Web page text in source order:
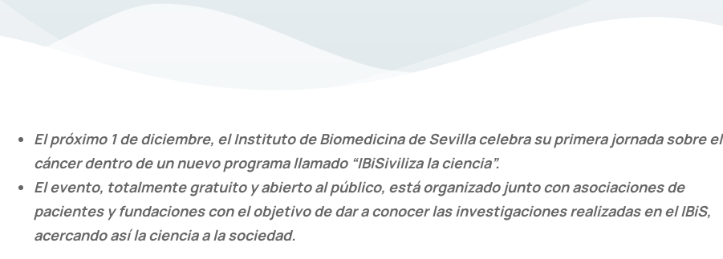
El próximo 1 de diciembre, el Instituto de Biomedicina de Sevilla celebra su primera jornada sobre el
cáncer dentro de un nuevo programa llamado “IBiSiviliza la ciencia”.
El evento, totalmente gratuito y abierto al público, está organizado junto con asociaciones de
pacientes y fundaciones con el objetivo de dar a conocer las investigaciones realizadas en el IBiS,
acercando así la ciencia a la sociedad.